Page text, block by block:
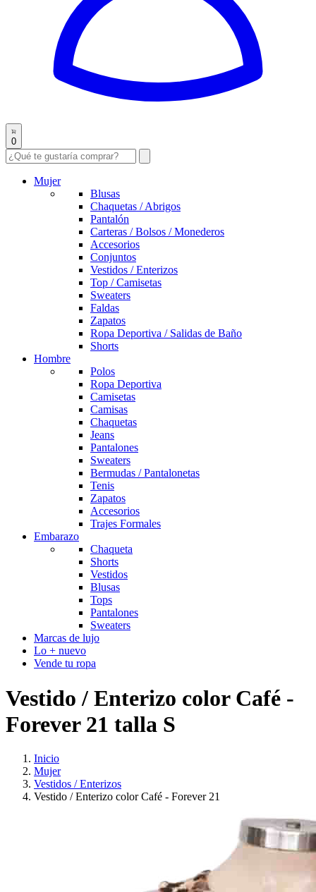
0
Mujer
Blusas
Chaquetas / Abrigos
Pantalón
Carteras / Bolsos / Monederos
Accesorios
Conjuntos
Vestidos / Enterizos
Top / Camisetas
Sweaters
Faldas
Zapatos
Ropa Deportiva / Salidas de Baño
Shorts
Hombre
Polos
Ropa Deportiva
Camisetas
Camisas
Chaquetas
Jeans
Pantalones
Sweaters
Bermudas / Pantalonetas
Tenis
Zapatos
Accesorios
Trajes Formales
Embarazo
Chaqueta
Shorts
Vestidos
Blusas
Tops
Pantalones
Sweaters
Marcas de lujo
Lo + nuevo
Vende tu ropa
Vestido / Enterizo color Café -
Forever 21 talla S
Inicio
Mujer
Vestidos / Enterizos
Vestido / Enterizo color Café - Forever 21